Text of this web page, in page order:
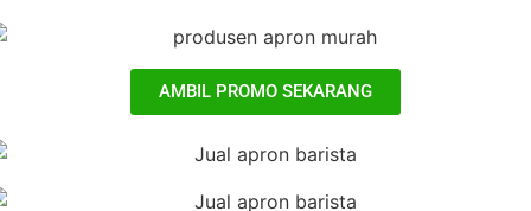
AMBIL PROMO SEKARANG